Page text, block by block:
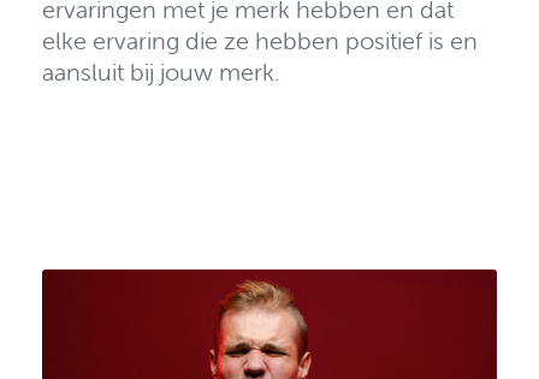
ervaringen met je merk hebben en dat
elke ervaring die ze hebben positief is en
aansluit bij jouw merk.